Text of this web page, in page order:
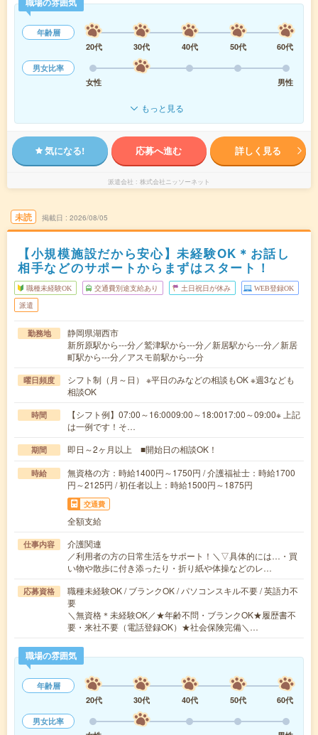
年齢層
20代
30代 40代 50代
60代
男女比率
女性
男性
もっと見る
気になる! 応募へ進む 詳しく見る
派遣会社 株式会社ニッソーネット
未読 掲載日 2026/08/05
【小規模施設だから安心】未経験OK＊お話し
相手などのサポートからまずはスタート！
職種未経験OK 交通費別途支給あり 土日祝日が休み WEB登録OK
派遣
勤務地
静岡県湖西市
新所原駅から---分／鷲津駅から---分／新居駅から---分／新居
町駅から---分／アスモ前駅から---分
曜日頻度
シフト制（月～日） ※平日のみなどの相談もOK ※週3なども
相談OK
時間
【シフト例】07:00～16:0009:00～18:0017:00～09:00※ 上記
は一例です！そ…
期間 即日～2ヶ月以上 ■開始日の相談OK！
時給
無資格の方：時給1400円～1750円 / 介護福祉士：時給1700
円～2125円 / 初任者以上：時給1500円～1875円
交通費
全額支給
仕事内容
介護関連
／利用者の方の日常生活をサポート！＼▽具体的には…・買
い物や散歩に付き添ったり・折り紙や体操などのレ…
応募資格
職種未経験OK / ブランクOK / パソコンスキル不要 / 英語力不
要
＼無資格＊未経験OK／★年齢不問・ブランクOK★履歴書不
要・来社不要（電話登録OK）★社会保険完備＼…
職場の雰囲気
年齢層
20代
30代 40代 50代
60代
男女比率